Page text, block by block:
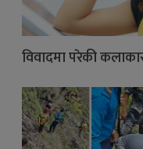
विवादमा परेकी